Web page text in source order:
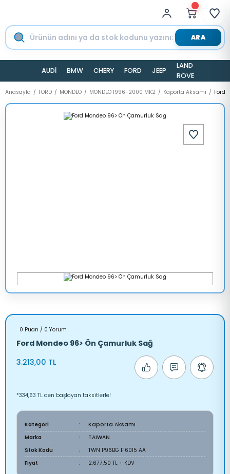
ARA
AUDİ BMW CHERY FORD JEEP
LAND
ROVER
Anasayfa FORD MONDEO MONDEO 1996-2000 MK2 Kaporta Aksamı Ford
0 Puan / 0 Yorum
Ford Mondeo 96> Ön Çamurluk Sağ
3.213,00 TL
*334,63 TL den başlayan taksitlerle!
Kategori
Kaporta Aksamı
Marka
TAIWAN
Stok Kodu
TWN P96BG F16015 AA
Fiyat
2.677,50 TL + KDV